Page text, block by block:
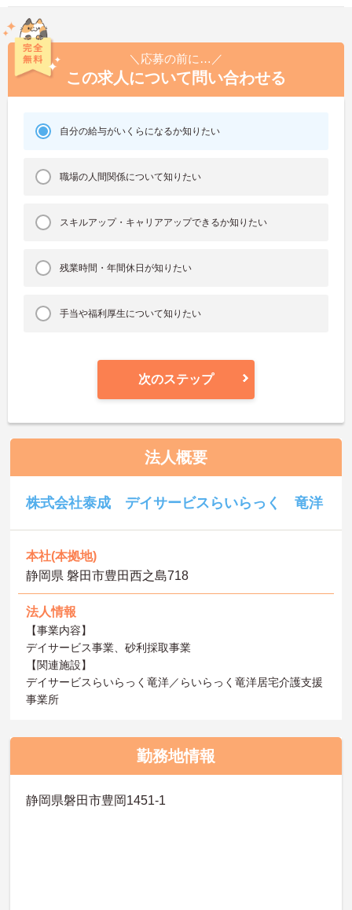
＼応募の前に…／
この求人について問い合わせる
自分の給与がいくらになるか知りたい
職場の人間関係について知りたい
スキルアップ・キャリアアップできるか知りたい
残業時間・年間休日が知りたい
手当や福利厚生について知りたい
次のステップ
法人概要
株式会社泰成 デイサービスらいらっく 竜洋
本社(本拠地)
静岡県 磐田市豊田西之島718
法人情報
【事業内容】
デイサービス事業、砂利採取事業
【関連施設】
デイサービスらいらっく竜洋／らいらっく竜洋居宅介護支援
事業所
勤務地情報
静岡県磐田市豊岡1451-1